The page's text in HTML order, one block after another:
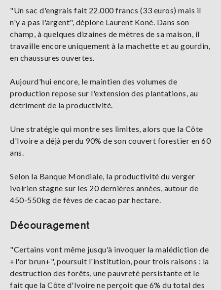
"Un sac d'engrais fait 22.000 francs (33 euros) mais il
n'y a pas l'argent", déplore Laurent Koné. Dans son
champ, à quelques dizaines de mètres de sa maison, il
travaille encore uniquement à la machette et au gourdin,
en chaussures ouvertes.
Aujourd'hui encore, le maintien des volumes de
production repose sur l'extension des plantations, au
détriment de la productivité.
Une stratégie qui montre ses limites, alors que la Côte
d'Ivoire a déjà perdu 90% de son couvert forestier en 60
ans.
Selon la Banque Mondiale, la productivité du verger
ivoirien stagne sur les 20 dernières années, autour de
450-550kg de fèves de cacao par hectare.
Découragement
"Certains vont même jusqu'à invoquer la malédiction de
+l'or brun+", poursuit l'institution, pour trois raisons : la
destruction des forêts, une pauvreté persistante et le
fait que la Côte d'Ivoire ne perçoit que 6% du total des